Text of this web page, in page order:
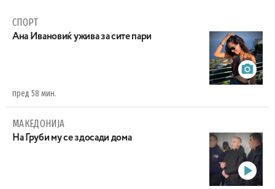
СПОРТ
Ана Ивановиќ ужива за сите пари
пред 58 мин.
МАКЕДОНИЈА
На Груби му се здосади дома